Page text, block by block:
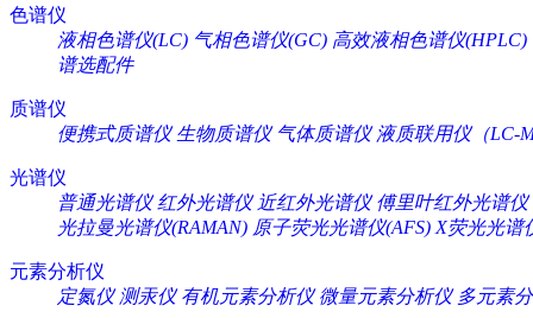
色谱仪
液相色谱仪(LC) 气相色谱仪(GC) 高效液相色谱仪(HPLC)
谱选配件
质谱仪
便携式质谱仪 生物质谱仪 气体质谱仪 液质联用仪（LC-
光谱仪
普通光谱仪 红外光谱仪 近红外光谱仪 傅里叶红外光谱仪
光拉曼光谱仪(RAMAN) 原子荧光光谱仪(AFS) X荧光光谱
元素分析仪
定氮仪 测汞仪 有机元素分析仪 微量元素分析仪 多元素